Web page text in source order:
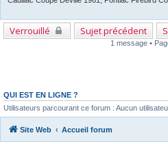
Verrouillé Sujet précédent
1 message •
QUI EST EN LIGNE ?
Utilisateurs parcourant ce forum : Aucun
Site Web Accueil forum